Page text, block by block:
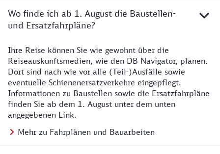
Wo finde ich ab 1. August die Baustellen-
und Ersatzfahrpläne?
Details zu Baustelle
Ihre Reise können Sie wie gewohnt über die
Reiseauskunftsmedien, wie den DB Navigator, planen.
Dort sind nach wie vor alle (Teil-)Ausfälle sowie
eventuelle Schienenersatzverkehre eingepflegt.
Informationen zu Baustellen sowie die Ersatzfahrpläne
finden Sie ab dem 1. August unter dem unten
angegebenen Link.
Mehr zu Fahrplänen und Bauarbeiten